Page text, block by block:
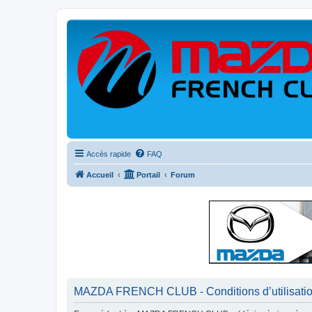
Accès rapide FAQ
Accueil Portail Forum
MAZDA FRENCH CLUB - Conditions